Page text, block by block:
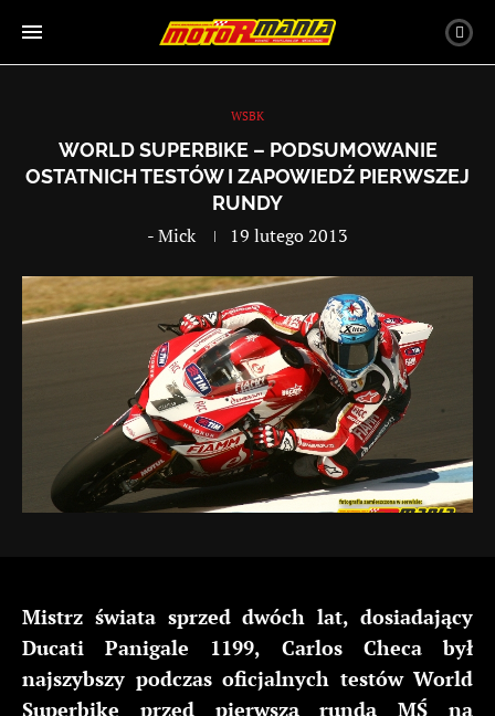
WSBK
WORLD SUPERBIKE – PODSUMOWANIE
OSTATNICH TESTÓW I ZAPOWIEDŹ PIERWSZEJ
RUNDY
-Mick 19 lutego 2013
Mistrz świata sprzed dwóch lat, dosiadający
Ducati Panigale 1199, Carlos Checa był
najszybszy podczas oficjalnych testów World
Superbike przed pierwszą rundą MŚ na